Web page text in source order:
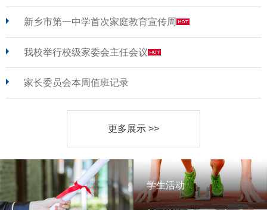
新乡市第一中学首次家庭教育宣传周
我校举行校级家委会主任会议
家长委员会本周值班记录
更多展示 >>
学生活动